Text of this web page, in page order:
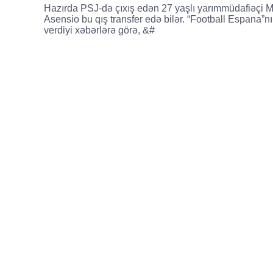
Hazırda PSJ-də çıxış edən 27 yaşlı yarımmüdafiəçi
Asensio bu qış transfer edə bilər. “Football
verdiyi xəbərlərə görə, &#